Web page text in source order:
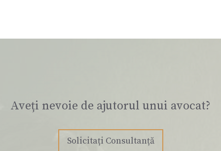
Aveți nevoie de ajutorul unui avocat?
Solicitați Consultanță